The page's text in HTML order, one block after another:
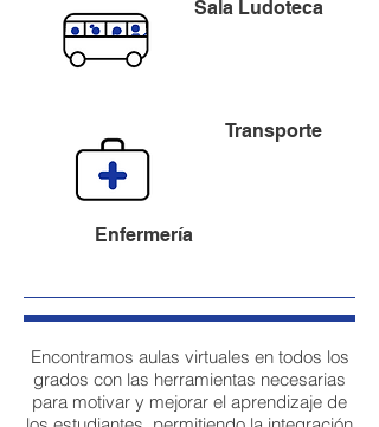
Sala Ludoteca
Enfermería
Transporte
Encontramos aulas virtuales en todos los
grados con las herramientas necesarias
para motivar y mejorar el aprendizaje de